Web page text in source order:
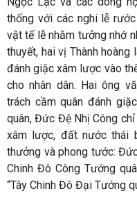
thống với các nghi lễ
vật tế lễ nhằm tưởng nhớ
thuyết, hai vị Thành
đánh giặc xâm lược vào
cho nhân dân. Hai ông
trách cầm quân đánh
quân, Đức Đệ Nhị Công
xâm lược, đất nước thái
thưởng và phong tước:
Chinh Đô Công Tướng
“Tây Chinh Đô Đại Tướng